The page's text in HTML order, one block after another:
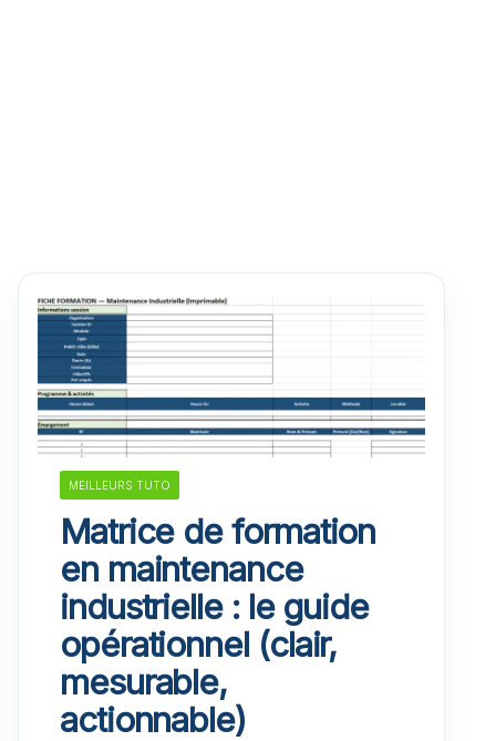
MEILLEURS TUTO
Matrice de formation
en maintenance
industrielle : le guide
opérationnel (clair,
mesurable,
actionnable)